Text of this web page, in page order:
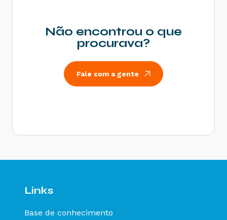
Não encontrou o que
procurava?
Fale com a gente
Links
Base de conhecimento